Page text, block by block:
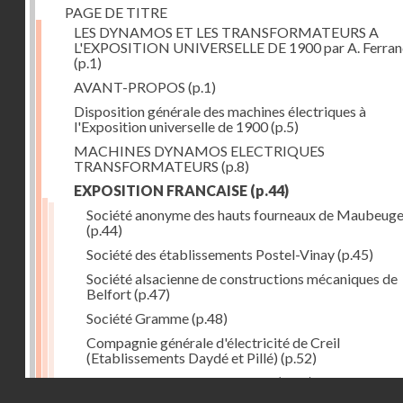
PAGE DE TITRE
LES DYNAMOS ET LES TRANSFORMATEURS A
L'EXPOSITION UNIVERSELLE DE 1900 par A.
(p.1)
AVANT-PROPOS (p.1)
Disposition générale des machines électriques à
l'Exposition universelle de 1900(p.5)
MACHINES DYNAMOS ELECTRIQUES
TRANSFORMATEURS (p.8)
EXPOSITION FRANCAISE (p.44)
Société anonyme des hauts fourneaux de Maubeuge
(p.44)
Société des établissements Postel-Vinay(p.45)
Société alsacienne de constructions mécaniques de
Belfort(p.47)
Société Gramme(p.48)
Compagnie générale d'électricité de Creil
(Etablissements Daydé et Pillé) (p.52)
Compagnie générale de Nancy(p.52)